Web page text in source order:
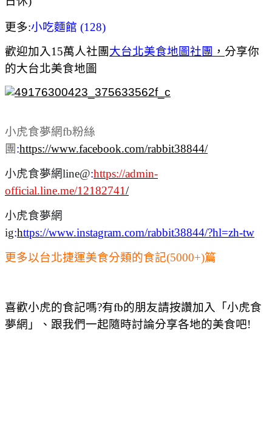
更多:小吃麵館 (128)
歡迎加入15萬人社團 大台北美食地圖社團 ， 分享你
的大台北美食地圖
小虎食夢網fb粉絲
團 :https://www.facebook.com/rabbit38844/
小虎食夢網line@:https://admin-
official.line.me/12182741/
小虎食夢網
ig:https://www.instagram.com/rabbit38844/?hl=zh-tw
更多以台北捷運美食分類的食記(5000+)篇
喜歡小虎的食記嗎?有fb的朋友請按讚加入「小虎食
夢網」、跟我們一起隨時討論分享各地的美食吧!